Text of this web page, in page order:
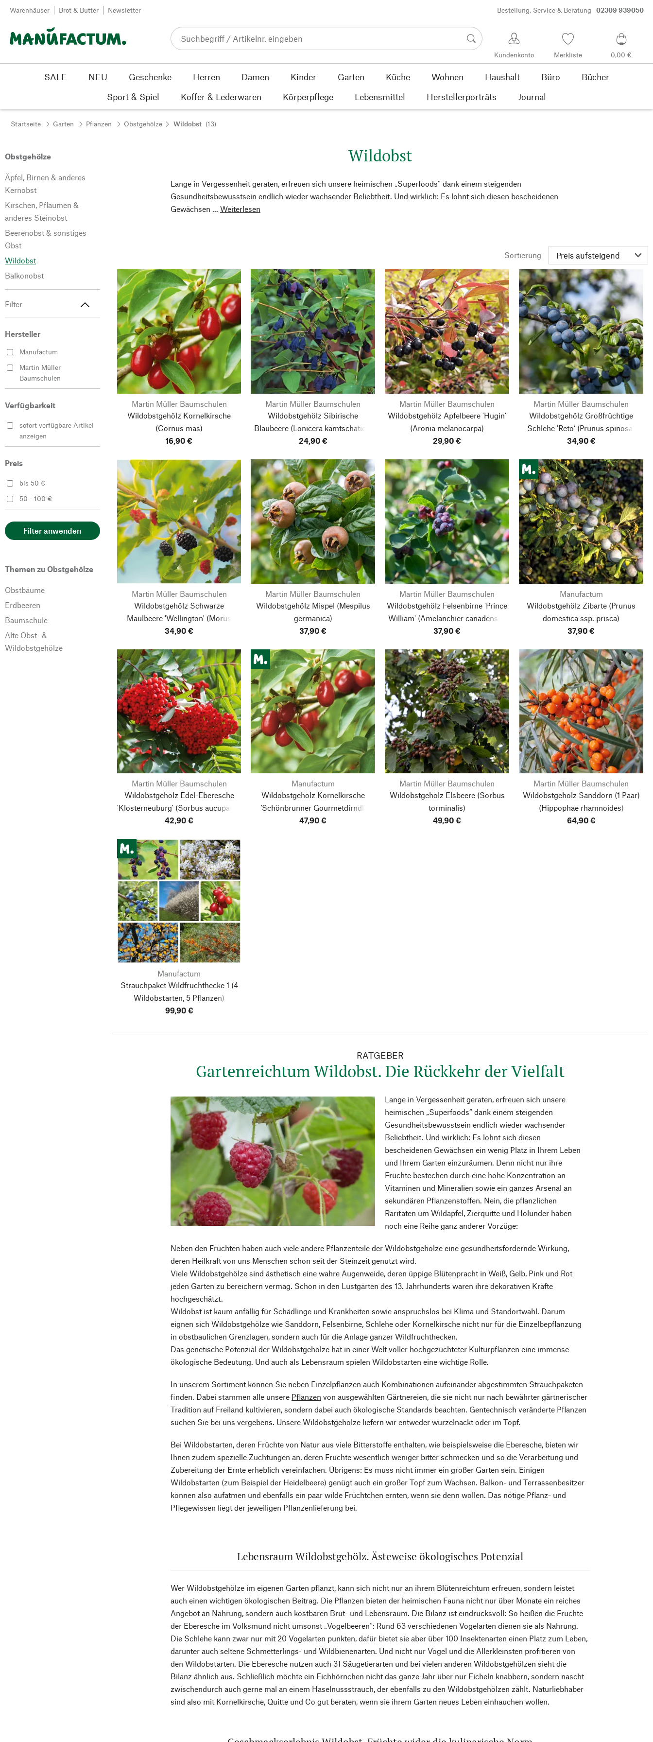
Zum Inhalt springen
Warenhäuser Brot & Butter Newsletter Bestellung, Service & Beratung 02309 939050
Kundenkonto Merkliste 0,00 €
SALE NEU Geschenke Herren Damen Kinder Garten Küche Wohnen Haushalt Büro
Bücher
Sport & Spiel
Koffer & Lederwaren Körperpflege Lebensmittel Herstellerporträts Journal
Startseite Garten Pflanzen Obstgehölze Wildobst (13)
Obstgehölze
Äpfel, Birnen & anderes
Kernobst
Kirschen, Pflaumen &
anderes Steinobst
Beerenobst & sonstiges
Obst
Wildobst
Balkonobst
Filter
Hersteller
Manufactum
Martin Müller
Baumschulen
Verfügbarkeit
sofort verfügbare Artikel
anzeigen
Preis
bis 50 €
50 - 100 €
Filter anwenden
Themen zu Obstgehölze
Obstbäume
Erdbeeren
Baumschule
Alte Obst- &
Wildobstgehölze
Wildobst
Lange in Vergessenheit geraten, erfreuen sich unsere heimischen „Superfoods“ dank einem steigenden
Gesundheitsbewusstsein endlich wieder wachsender Beliebtheit. Und wirklich: Es lohnt sich diesen bescheidenen
Gewächsen ... Weiterlesen
Sortierung
Martin Müller Baumschulen
Wildobstgehölz Kornelkirsche
(Cornus mas)
16,90 €
Martin Müller Baumschulen
Wildobstgehölz Sibirische
Blaubeere(Lonicera kamtschatica)
24,90 €
Martin Müller Baumschulen
Wildobstgehölz Apfelbeere 'Hugin'
(Aronia melanocarpa)
29,90 €
Martin Müller Baumschulen
Wildobstgehölz Großfrüchtige
Schlehe ’Reto‘ (Prunus spinosa)
34,90 €
Martin Müller Baumschulen
Wildobstgehölz Schwarze
Maulbeere 'Wellington' (Morus
nigra)
34,90 €
Martin Müller Baumschulen
Wildobstgehölz Mispel (Mespilus
germanica)
37,90 €
Martin Müller Baumschulen
Wildobstgehölz Felsenbirne 'Prince
William'(Amelanchier canadensis)
37,90 €
Manufactum
Wildobstgehölz Zibarte (Prunus
domestica ssp. prisca)
37,90 €
Martin Müller Baumschulen
Wildobstgehölz Edel-Eberesche
'Klosterneuburg' (Sorbus aucuparia)
42,90 €
Manufactum
Wildobstgehölz Kornelkirsche
'Schönbrunner Gourmetdirndl'
(Cornus mas)
47,90 €
Martin Müller Baumschulen
Wildobstgehölz Elsbeere(Sorbus
torminalis)
49,90 €
Martin Müller Baumschulen
Wildobstgehölz Sanddorn (1 Paar)
(Hippophae rhamnoides)
64,90 €
Manufactum
Strauchpaket Wildfruchthecke 1 (4
Wildobstarten, 5 Pflanzen)
99,90 €
RATGEBER
Gartenreichtum Wildobst. Die Rückkehr der Vielfalt
Lange in Vergessenheit geraten, erfreuen sich unsere
heimischen „Superfoods“ dank einem steigenden
Gesundheitsbewusstsein endlich wieder wachsender
Beliebtheit. Und wirklich: Es lohnt sich diesen
bescheidenen Gewächsen ein wenig Platz in Ihrem Leben
und Ihrem Garten einzuräumen. Denn nicht nur ihre
Früchte bestechen durch eine hohe Konzentration an
Vitaminen und Mineralien sowie ein ganzes Arsenal an
sekundären Pflanzenstoffen. Nein, die pflanzlichen
Raritäten um Wildapfel, Zierquitte und Holunder haben
noch eine Reihe ganz anderer Vorzüge:
Neben den Früchten haben auch viele andere Pflanzenteile der Wildobstgehölze eine gesundheitsfördernde Wirkung,
deren Heilkraft von uns Menschen schon seit der Steinzeit genutzt wird.
Viele Wildobstgehölze sind ästhetisch eine wahre Augenweide, deren üppige Blütenpracht in Weiß, Gelb, Pink und Rot
jeden Garten zu bereichern vermag. Schon in den Lustgärten des 13. Jahrhunderts waren ihre dekorativen Kräfte
hochgeschätzt.
Wildobst ist kaum anfällig für Schädlinge und Krankheiten sowie anspruchslos bei Klima und Standortwahl. Darum
eignen sich Wildobstgehölze wie Sanddorn, Felsenbirne, Schlehe oder Kornelkirsche nicht nur für die Einzelbepflanzung
in obstbaulichen Grenzlagen, sondern auch für die Anlage ganzer Wildfruchthecken.
Das genetische Potenzial der Wildobstgehölze hat in einer Welt voller hochgezüchteter Kulturpflanzen eine immense
ökologische Bedeutung. Und auch als Lebensraum spielen Wildobstarten eine wichtige Rolle.
In unserem Sortiment können Sie neben Einzelpflanzen auch Kombinationen aufeinander abgestimmten Strauchpaketen
finden. Dabei stammen alle unsere Pflanzen von ausgewählten Gärtnereien, die sie nicht nur nach bewährter gärtnerischer
Tradition auf Freiland kultivieren, sondern dabei auch ökologische Standards beachten. Gentechnisch veränderte Pflanzen
suchen Sie bei uns vergebens. Unsere Wildobstgehölze liefern wir entweder wurzelnackt oder im Topf.
Bei Wildobstarten, deren Früchte von Natur aus viele Bitterstoffe enthalten, wie beispielsweise die Eberesche, bieten wir
Ihnen zudem spezielle Züchtungen an, deren Früchte wesentlich weniger bitter schmecken und so die Verarbeitung und
Zubereitung der Ernte erheblich vereinfachen. Übrigens: Es muss nicht immer ein großer Garten sein. Einigen
Wildobstarten (zum Beispiel der Heidelbeere) genügt auch ein großer Topf zum Wachsen. Balkon- und Terrassenbesitzer
können also aufatmen und ebenfalls ein paar wilde Früchtchen ernten, wenn sie denn wollen. Das nötige Pflanz- und
Pflegewissen liegt der jeweiligen Pflanzenlieferung bei.
Lebensraum Wildobstgehölz. Ästeweise ökologisches Potenzial
Wer Wildobstgehölze im eigenen Garten pflanzt, kann sich nicht nur an ihrem Blütenreichtum erfreuen, sondern leistet
auch einen wichtigen ökologischen Beitrag. Die Pflanzen bieten der heimischen Fauna nicht nur über Monate ein reiches
Angebot an Nahrung, sondern auch kostbaren Brut- und Lebensraum. Die Bilanz ist eindrucksvoll: So heißen die Früchte
der Eberesche im Volksmund nicht umsonst „Vogelbeeren“: Rund 63 verschiedenen Vogelarten dienen sie als Nahrung.
Die Schlehe kann zwar nur mit 20 Vogelarten punkten, dafür bietet sie aber über 100 Insektenarten einen Platz zum Leben,
darunter auch seltene Schmetterlings- und Wildbienenarten. Und nicht nur Vögel und die Allerkleinsten profitieren von
den Wildobstarten. Die Eberesche nutzen auch 31 Säugetierarten und bei vielen anderen Wildobstgehölzen sieht die
Bilanz ähnlich aus. Schließlich möchte ein Eichhörnchen nicht das ganze Jahr über nur Eicheln knabbern, sondern nascht
zwischendurch auch gerne mal an einem Haselnussstrauch, der ebenfalls zu den Wildobstgehölzen zählt. Naturliebhaber
sind also mit Kornelkirsche, Quitte und Co gut beraten, wenn sie ihrem Garten neues Leben einhauchen wollen.